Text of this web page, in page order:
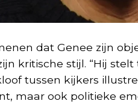
dat Genee zijn
kritische stijl. “Hij
tussen kijkers
maar ook politieke